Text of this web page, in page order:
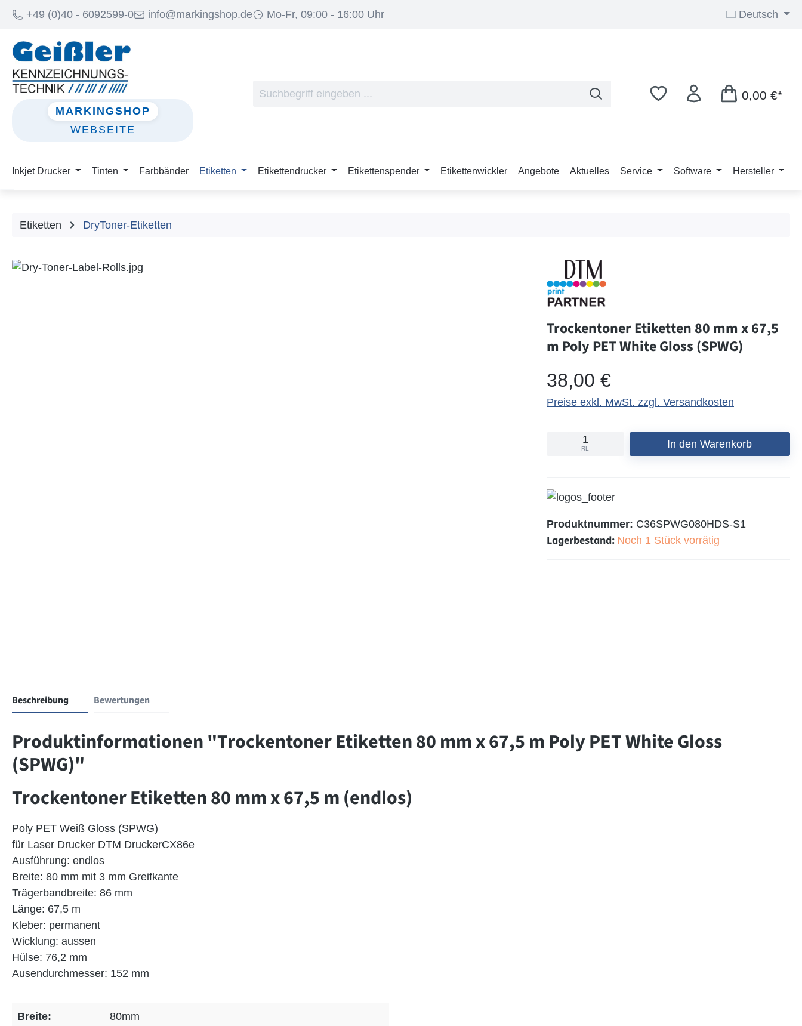
Hauptinhalt springen
Zur Suche springen
Zur Hauptnavigation springen
+49 (0)40 - 6092599-0 info@markingshop.de Mo-Fr, 09:00 - 16:00 Uhr Deutsch
MARKINGSHOP
WEBSEITE
0,00 €*
Inkjet Drucker Tinten Farbbänder Etiketten Etikettendrucker Etikettenspender Etikettenwickler Angebote Aktuelles Service Software Hersteller
Etiketten DryToner-Etiketten
Bildergalerie überspringen
Trockentoner Etiketten 80 mm x 67,5
m Poly PET White Gloss (SPWG)
Regulärer Preis:
38,00 €
Preise exkl. MwSt. zzgl. Versandkosten
RL In den Warenkorb
Produktnummer: C36SPWG080HDS-S1
Lagerbestand: Noch 1 Stück vorrätig
Beschreibung Bewertungen
Produktinformationen "Trockentoner Etiketten 80 mm x 67,5 m Poly PET White Gloss
(SPWG)"
Trockentoner Etiketten 80 mm x 67,5 m (endlos)
Poly PET Weiß Gloss (SPWG)
für Laser Drucker DTM DruckerCX86e
Ausführung: endlos
Breite: 80 mm mit 3 mm Greifkante
Trägerbandbreite: 86 mm
Länge: 67,5 m
Kleber: permanent
Wicklung: aussen
Hülse: 76,2 mm
Ausendurchmesser: 152 mm
Breite: 80mm